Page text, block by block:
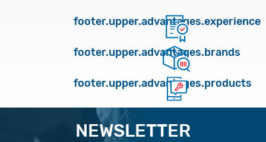
footer.upper.advantages.experience
footer.upper.advantages.brands
footer.upper.advantages.products
NEWSLETTER